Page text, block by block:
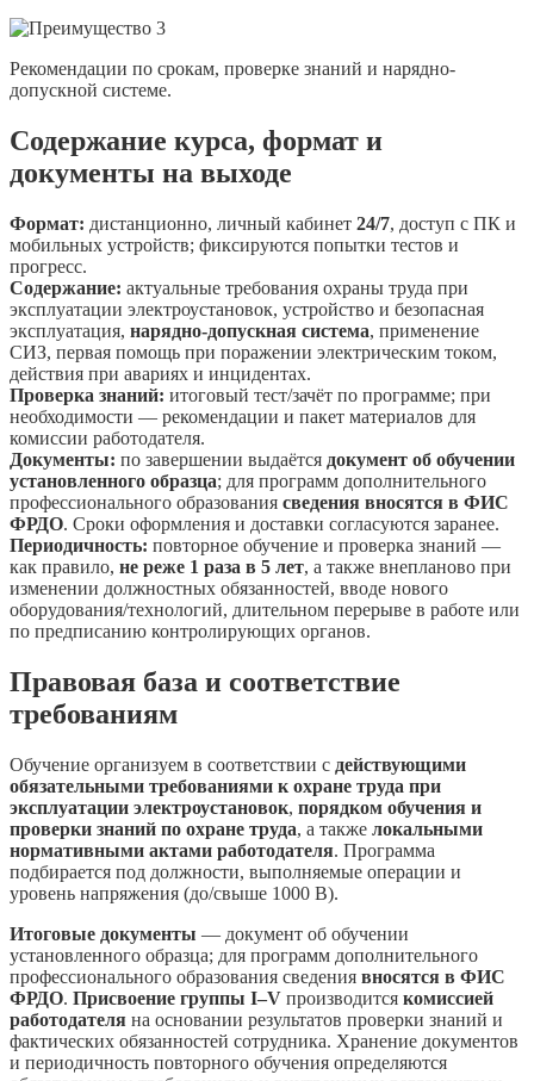
Рекомендации по срокам, проверке знаний и нарядно-
допускной системе.
Содержание курса, формат и
документы на выходе
Формат: дистанционно, личный кабинет 24/7, доступ с ПК и
мобильных устройств; фиксируются попытки тестов и
прогресс.
Содержание: актуальные требования охраны труда при
эксплуатации электроустановок, устройство и безопасная
эксплуатация, нарядно-допускная система, применение
СИЗ, первая помощь при поражении электрическим током,
действия при авариях и инцидентах.
Проверка знаний: итоговый тест/зачёт по программе; при
необходимости — рекомендации и пакет материалов для
комиссии работодателя.
Документы: по завершении выдаётся документ об обучении
установленного образца; для программ дополнительного
профессионального образования сведения вносятся в ФИС
ФРДО. Сроки оформления и доставки согласуются заранее.
Периодичность: повторное обучение и проверка знаний —
как правило, не реже 1 раза в 5 лет, а также внепланово при
изменении должностных обязанностей, вводе нового
оборудования/технологий, длительном перерыве в работе или
по предписанию контролирующих органов.
Правовая база и соответствие
требованиям
Обучение организуем в соответствии с действующими
обязательными требованиями к охране труда при
эксплуатации электроустановок, порядком обучения и
проверки знаний по охране труда, а также локальными
нормативными актами работодателя. Программа
подбирается под должности, выполняемые операции и
уровень напряжения (до/свыше 1000 В).
Итоговые документы — документ об обучении
установленного образца; для программ дополнительного
профессионального образования сведения вносятся в ФИС
ФРДО. Присвоение группы I–V производится комиссией
работодателя на основании результатов проверки знаний и
фактических обязанностей сотрудника. Хранение документов
и периодичность повторного обучения определяются